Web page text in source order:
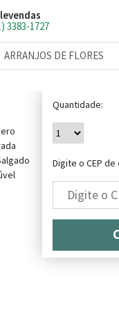
3383-1727
ARRANJOS DE FLORES
Quantidade:
Digite o CEP